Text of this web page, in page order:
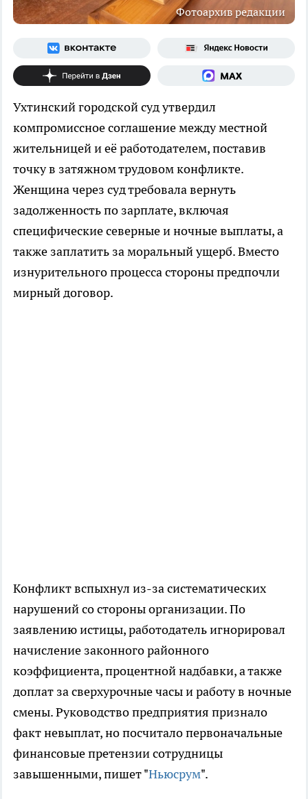
Фотоархив редакции
Ухтинский городской суд утвердил
компромиссное соглашение между местной
жительницей и её работодателем, поставив
точку в затяжном трудовом конфликте.
Женщина через суд требовала вернуть
задолженность по зарплате, включая
специфические северные и ночные выплаты, а
также заплатить за моральный ущерб. Вместо
изнурительного процесса стороны предпочли
мирный договор.
Конфликт вспыхнул из-за систематических
нарушений со стороны организации. По
заявлению истицы, работодатель игнорировал
начисление законного районного
коэффициента, процентной надбавки, а также
доплат за сверхурочные часы и работу в ночные
смены. Руководство предприятия признало
факт невыплат, но посчитало первоначальные
финансовые претензии сотрудницы
завышенными, пишет "Ньюсрум".